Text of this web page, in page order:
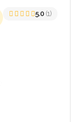
5.0 (1)